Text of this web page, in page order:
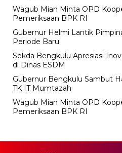
Wagub Mian Minta OPD
Pemeriksaan BPK RI
Gubernur Helmi Lantik
Periode Baru
Sekda Bengkulu Apresiasi
di Dinas ESDM
Gubernur Bengkulu Sambut
TK IT Mumtazah
Wagub Mian Minta OPD
Pemeriksaan BPK RI